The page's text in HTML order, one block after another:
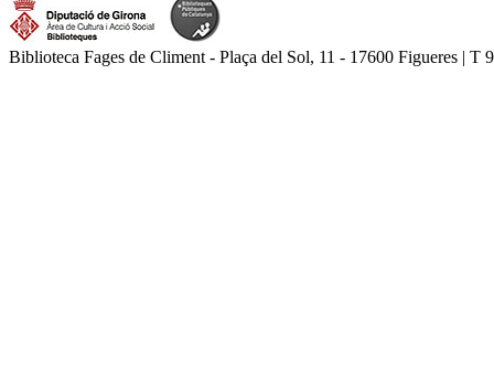
Biblioteca Fages de Climent - Plaça del Sol, 11 - 17600 Figueres |